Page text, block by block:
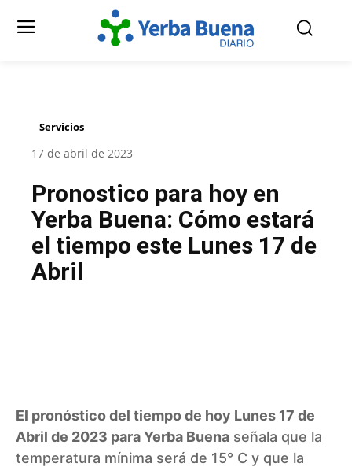
Servicios
17 de abril de 2023
Pronostico para hoy en
Yerba Buena: Cómo estará
el tiempo este Lunes 17 de
Abril
El pronóstico del tiempo de hoy Lunes 17 de
Abril de 2023 para Yerba Buena señala que la
temperatura mínima será de 15° C y que la